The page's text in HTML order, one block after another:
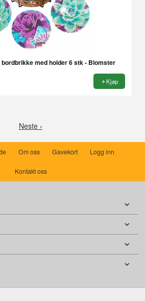
bordbrikke med holder 6 stk - Blomster
Kjøp
Neste ›
Om oss Gavekort Logg inn
Kontakt oss